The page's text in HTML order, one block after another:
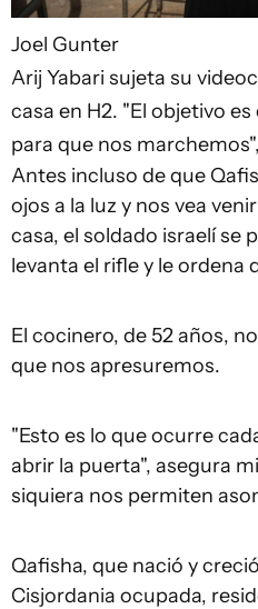
Joel Gunter
Arij Yabari sujeta su
casa en H2. "El objetivo
para que nos
Antes incluso de que
ojos a la luz y nos vea
casa, el soldado israelí se
levanta el rifle y le ordena
El cocinero, de 52 años,
que nos apresuremos.
"Esto es lo que ocurre
abrir la puerta", asegura
siquiera nos permiten
Qafisha, que nació y
Cisjordania ocupada,